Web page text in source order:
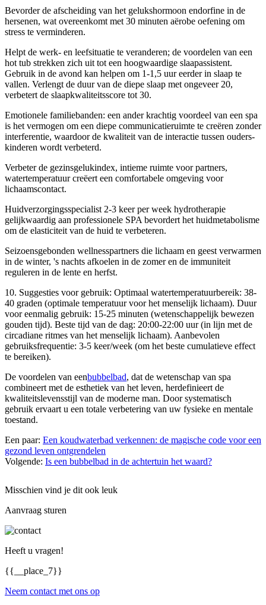
Bevorder de afscheiding van het gelukshormoon endorfine in de
hersenen, wat overeenkomt met 30 minuten aërobe oefening om
stress te verminderen.
Helpt de werk- en leefsituatie te veranderen; de voordelen van een
hot tub strekken zich uit tot een hoogwaardige slaapassistent.
Gebruik in de avond kan helpen om 1-1,5 uur eerder in slaap te
vallen. Verlengt de duur van de diepe slaap met ongeveer 20,
verbetert de slaapkwaliteitsscore tot 30.
Emotionele familiebanden: een ander krachtig voordeel van een spa
is het vermogen om een ​​diepe communicatieruimte te creëren zonder
interferentie, waardoor de kwaliteit van de interactie tussen ouders-
kinderen wordt verbeterd.
Verbeter de gezinsgelukindex, intieme ruimte voor partners,
watertemperatuur creëert een comfortabele omgeving voor
lichaamscontact.
Huidverzorgingsspecialist 2-3 keer per week hydrotherapie
gelijkwaardig aan professionele SPA bevordert het huidmetabolisme
om de elasticiteit van de huid te verbeteren.
Seizoensgebonden wellnesspartners die lichaam en geest verwarmen
in de winter, 's nachts afkoelen in de zomer en de immuniteit
reguleren in de lente en herfst.
10. Suggesties voor gebruik: Optimaal watertemperatuurbereik: 38-
40 graden (optimale temperatuur voor het menselijk lichaam). Duur
voor eenmalig gebruik: 15-25 minuten (wetenschappelijk bewezen
gouden tijd). Beste tijd van de dag: 20:00-22:00 uur (in lijn met de
circadiane ritmes van het menselijk lichaam). Aanbevolen
gebruiksfrequentie: 3-5 keer/week (om het beste cumulatieve effect
te bereiken).
De voordelen van eenbubbelbad, dat de wetenschap van spa
combineert met de esthetiek van het leven, herdefinieert de
kwaliteitslevensstijl van de moderne man. Door systematisch
gebruik ervaart u een totale verbetering van uw fysieke en mentale
toestand.
Een paar: Een koudwaterbad verkennen: de magische code voor een
gezond leven ontgrendelen
Volgende: Is een bubbelbad in de achtertuin het waard?
Misschien vind je dit ook leuk
Aanvraag sturen
Heeft u vragen!
{{__place_7}}
Neem contact met ons op